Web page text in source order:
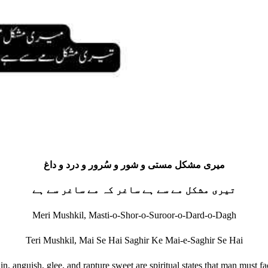
میری مشکل مستی و شور و سُرور و درد و داغ
تیری مشکل مے سے ہے ساغر کہ مے ساغر سے ہے
Meri Mushkil, Masti-o-Shor-o-Suroor-o-Dard-o-Dagh
Teri Mushkil, Mai Se Hai Saghir Ke Mai-e-Saghir Se Hai
anguish, glee, and rapture sweet are spiritual states that man must